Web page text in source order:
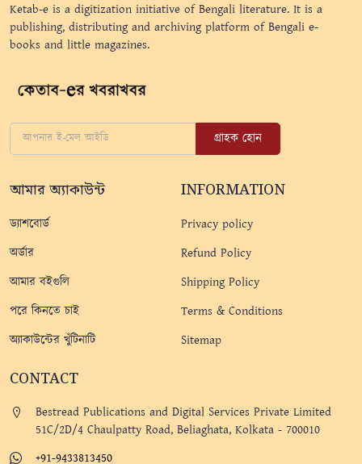
Ketab-e is a digitization initiative of Bengali literature. It is a
publishing, distributing and archiving platform of Bengali e-
books and little magazines.
গ্রাহক হোন
আমার অ্যাকাউন্ট
ড্যাশবোর্ড
অর্ডার
আমার বইগুলি
পরে কিনতে চাই
অ্যাকাউন্টের খুঁটিনাটি
INFORMATION
Privacy policy
Refund Policy
Shipping Policy
Terms & Conditions
Sitemap
CONTACT
Bestread Publications and Digital Services Private Limited
51C/2D/4 Chaulpatty Road, Beliaghata, Kolkata - 700010
+91-9433813450